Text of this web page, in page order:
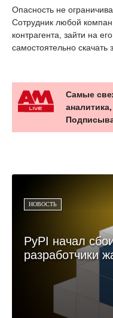
Опасность не
Сотрудник любой
контрагента, зайти на
самостоятельно
Самые
НОВОСТЬ
PyPI начал
разработчики